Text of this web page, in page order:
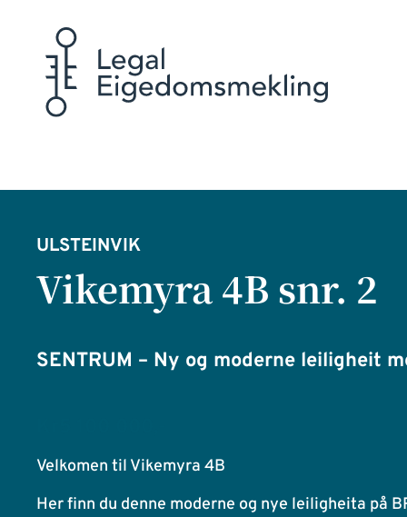
ULSTEINVIK
Vikemyra 4B snr. 2
SENTRUM – Ny og moderne leiligheit
Velkomen til Vikemyra 4B
Her finn du denne moderne og nye leiligheita på